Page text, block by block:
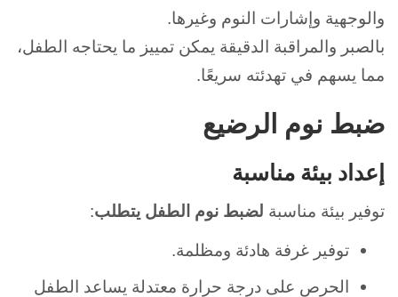
والوجهية وإشارات النوم وغيرها.
بالصبر والمراقبة الدقيقة يمكن تمييز ما يحتاجه الطفل،
مما يسهم في تهدئته سريعًا.
ضبط نوم الرضيع
إعداد بيئة مناسبة
توفير بيئة مناسبة لضبط نوم الطفل يتطلب:
توفير غرفة هادئة ومظلمة.
الحرص على درجة حرارة معتدلة يساعد الطفل